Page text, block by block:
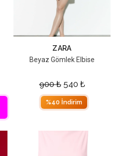
ZARA
Beyaz Gömlek Elbise
900₺ 540 ₺
%40 İndirim